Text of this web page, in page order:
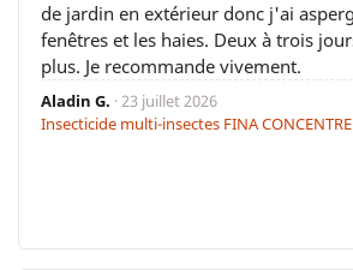
de jardin en extérieur donc j'ai
fenêtres et les haies. Deux à trois
plus. Je recommande vivement.
Aladin G. · 23 juillet 2026
Insecticide multi-insectes FINA